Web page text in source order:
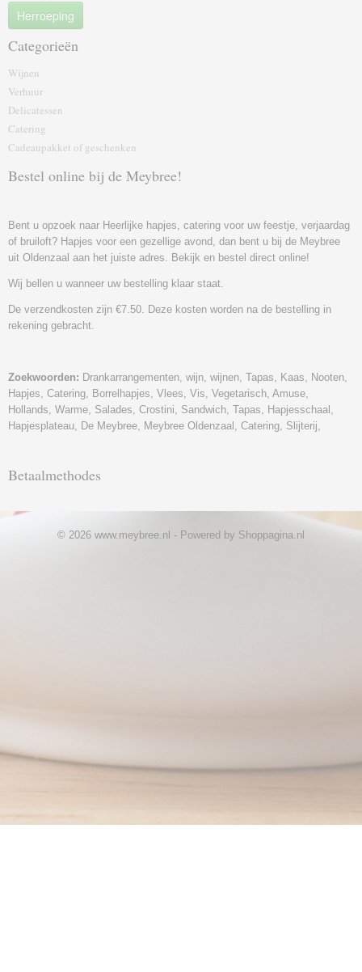
Herroeping
Categorieën
Wijnen
Verhuur
Delicatessen
Catering
Cadeaupakket of geschenk‎en
Bestel online bij de Meybree!
Bent u opzoek naar Heerlijke hapjes, catering voor uw feestje, verjaardag
of bruiloft? Hapjes voor een gezellige avond, dan bent u bij de Meybree
uit Oldenzaal aan het juiste adres. Bekijk en bestel direct online!
Wij bellen u wanneer uw bestelling klaar staat.
De verzendkosten zijn €7.50. Deze kosten worden na de bestelling in
rekening gebracht.
Zoekwoorden: Drankarrangementen, wijn, wijnen, Tapas, Kaas, Nooten,
Hapjes, Catering, Borrelhapjes, Vlees, Vis, Vegetarisch, Amuse,
Hollands, Warme, Salades, Crostini, Sandwich, Tapas, Hapjesschaal,
Hapjesplateau, De Meybree, Meybree Oldenzaal, Catering, Slijterij,
Betaalmethodes
© 2026 www.meybree.nl - Powered by Shoppagina.nl